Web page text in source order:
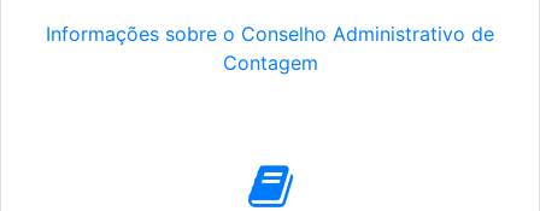
Informações sobre o Conselho Administrativo de
Contagem